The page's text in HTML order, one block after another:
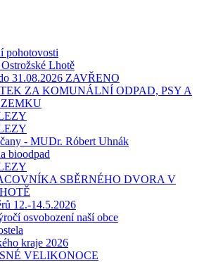
pohotovosti
Lhotě
31.08.2026 ZAVŘENO
ZA KOMUNÁLNÍ ODPAD, PSY A
- MUDr. Róbert Uhnák
bioodpad
SBĚRNÉHO DVORA V
12.-14.5.2026
osvobození naší obce
kraje 2026
VELIKONOCE